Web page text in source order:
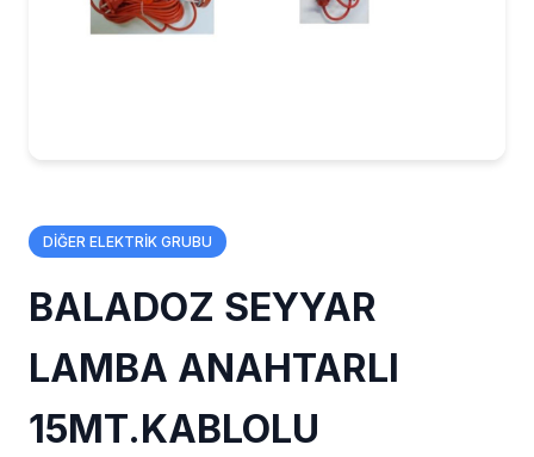
DİĞER ELEKTRİK GRUBU
BALADOZ SEYYAR
LAMBA ANAHTARLI
15MT.KABLOLU